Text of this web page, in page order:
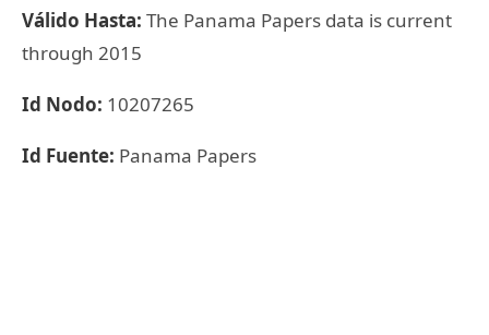
Válido Hasta: The Panama Papers data is current
through 2015
Id Nodo: 10207265
Id Fuente: Panama Papers